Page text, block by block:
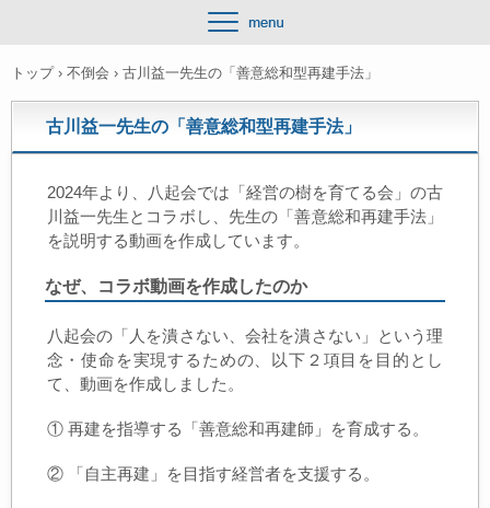
トップ › 不倒会 › 古川益一先生の「善意総和型再建手法」
古川益一先生の「善意総和型再建手法」
2024年より、八起会では「経営の樹を育てる会」の古
川益一先生とコラボし、先生の「善意総和再建手法」
を説明する動画を作成しています。
なぜ、コラボ動画を作成したのか
八起会の「人を潰さない、会社を潰さない」という理
念・使命を実現するための、以下２項目を目的とし
て、動画を作成しました。
① 再建を指導する「善意総和再建師」を育成する。
② 「自主再建」を目指す経営者を支援する。